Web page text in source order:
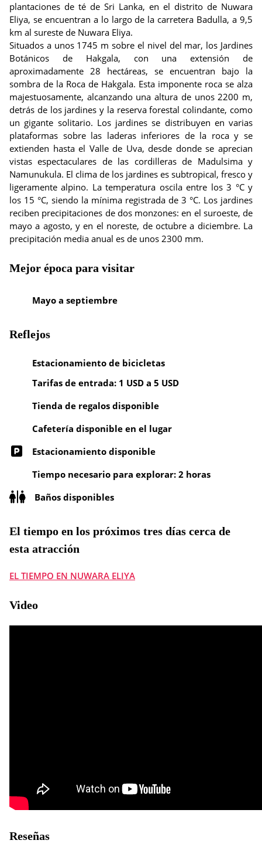
plantaciones de té de Sri Lanka, en el distrito de Nuwara
Eliya, se encuentran a lo largo de la carretera Badulla, a 9,5
km al sureste de Nuwara Eliya.
Situados a unos 1745 m sobre el nivel del mar, los Jardines
Botánicos de Hakgala, con una extensión de
aproximadamente 28 hectáreas, se encuentran bajo la
sombra de la Roca de Hakgala. Esta imponente roca se alza
majestuosamente, alcanzando una altura de unos 2200 m,
detrás de los jardines y la reserva forestal colindante, como
un gigante solitario. Los jardines se distribuyen en varias
plataformas sobre las laderas inferiores de la roca y se
extienden hasta el Valle de Uva, desde donde se aprecian
vistas espectaculares de las cordilleras de Madulsima y
Namunukula. El clima de los jardines es subtropical, fresco y
ligeramente alpino. La temperatura oscila entre los 3 °C y
los 15 °C, siendo la mínima registrada de 3 °C. Los jardines
reciben precipitaciones de dos monzones: en el suroeste, de
mayo a agosto, y en el noreste, de octubre a diciembre. La
precipitación media anual es de unos 2300 mm.
Mejor época para visitar
Mayo a septiembre
Reflejos
Estacionamiento de bicicletas
Tarifas de entrada: 1 USD a 5 USD
Tienda de regalos disponible
Cafetería disponible en el lugar
Estacionamiento disponible
Tiempo necesario para explorar: 2 horas
Baños disponibles
El tiempo en los próximos tres días cerca de
esta atracción
EL TIEMPO EN NUWARA ELIYA
Video
Reseñas